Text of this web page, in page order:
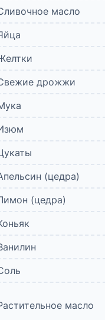
масло
дрожжи
(цедра)
(цедра)
масло